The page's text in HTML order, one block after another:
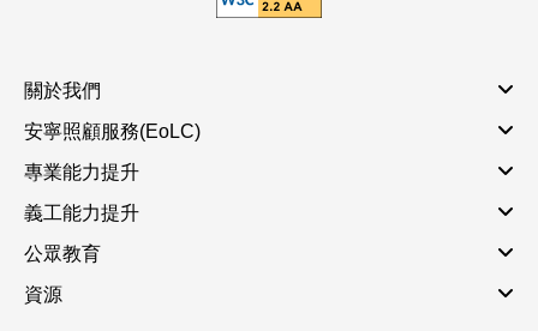
關於我們
安寧照顧服務(EoLC)
專業能力提升
義工能力提升
公眾教育
資源